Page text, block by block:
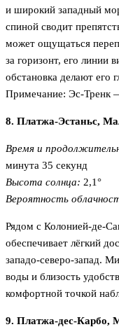
и широкий западный
спиной сводит
может ощущаться
за горизонт, его линии
обстановка делают его
Примечание: Эс-Тренк
8. Платжа-Эстаньс,
Время и
минута 35 секунд
Высота солнца: 2,1°
Вероятность
Рядом с Колонией-де-
обеспечивает лёгкий
западо-северо-запад.
воды и близость
комфортной точкой
9. Платжа-дес-Карбо,